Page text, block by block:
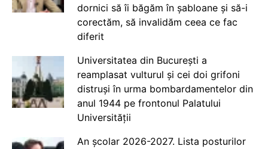
dornici să îi băgăm în șabloane și să-i
corectăm, să invalidăm ceea ce fac
diferit
Universitatea din București a
reamplasat vulturul și cei doi grifoni
distruși în urma bombardamentelor din
anul 1944 pe frontonul Palatului
Universității
An școlar 2026-2027. Lista posturilor